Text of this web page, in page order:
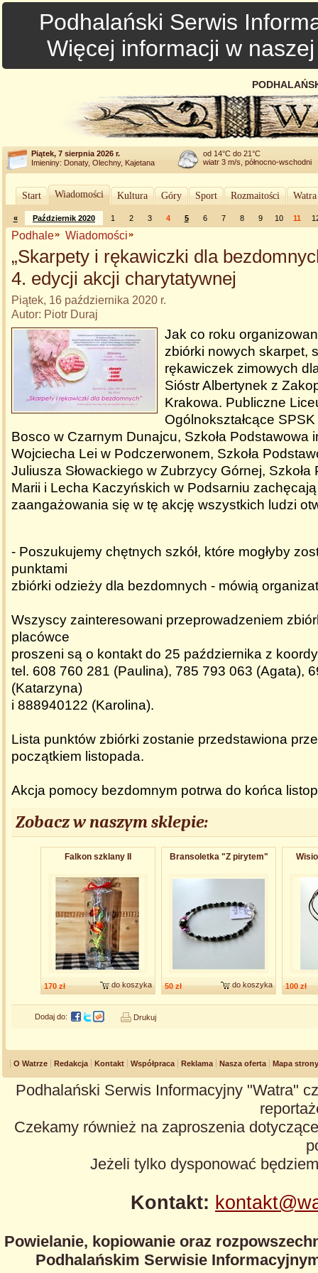
Podhalański Serwis
Więcej informacji w
Piątek, 7 sierpnia 2026 r.
Imieniny: Donaty, Olechny, Kajetana
od 14°C do 21°C
wiatr 3 m/s, północno-wschodni
Start Wiadomości Kultura Góry Sport Rozmaitości
« Październik 2020 1 2 3 4 5 6 7 8 9 10 11
Podhale Wiadomości
„Skarpety i rękawiczki dla
4. edycji akcji charytatywnej
Piątek, 16 października 2020 r.
Autor: Piotr Duraj
Jak co roku
zbiórki nowych skarpet,
rękawiczek zimowych
Sióstr Albertynek z
Krakowa. Publiczne
Ogólnokształcące
Bosco w Czarnym Dunajcu, Szkoła Podstawowa
Wojciecha Lei w Podczerwonem, Szkoła
Juliusza Słowackiego w Zubrzycy Górnej, Szkoła
Marii i Lecha Kaczyńskich w Podsarniu
zaangażowania się w tę akcję wszystkich ludzi
- Poszukujemy chętnych szkół, które mogłyby
punktami
zbiórki odzieży dla bezdomnych - mówią
Wszyscy zainteresowani przeprowadzeniem
placówce
proszeni są o kontakt do 25 października z
tel. 608 760 281 (Paulina), 785 793 063 (Agata),
(Katarzyna)
i 888940122 (Karolina).
Lista punktów zbiórki zostanie przedstawiona
początkiem listopada.
Akcja pomocy bezdomnym potrwa do końca
Zobacz w naszym sklepie:
Falkon szklany II
170 zł do koszyka
Bransoletk​a "Z pirytem"
50 zł do koszyka 100 zł
Dodaj do: Drukuj
O Watrze Redakcja Kontakt Współpraca Reklama Nasza oferta Mapa strony
Podhalański Serwis Informacyjny "Watra"
Czekamy również na zaproszenia
Jeżeli tylko dysponować
Kontakt:
Powielanie, kopiowanie oraz
Podhalańskim Serwisie